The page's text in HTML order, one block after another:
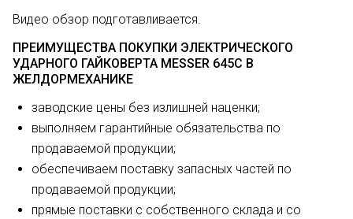
Видео обзор подготавливается.
ПРЕИМУЩЕСТВА ПОКУПКИ ЭЛЕКТРИЧЕСКОГО
УДАРНОГО ГАЙКОВЕРТА MESSER 645С В
ЖЕЛДОРМЕХАНИКЕ
заводские цены без излишней наценки;
выполняем гарантийные обязательства по
продаваемой продукции;
обеспечиваем поставку запасных частей по
продаваемой продукции;
прямые поставки с собственного склада и со